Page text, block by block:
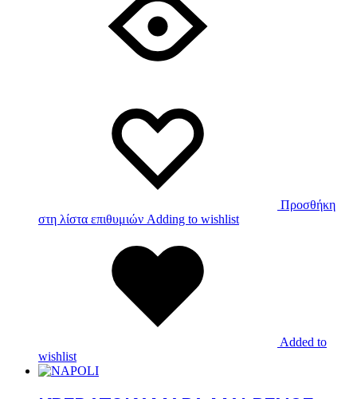
Προσθήκη
στη λίστα επιθυμιών Adding to wishlist
Added to
wishlist